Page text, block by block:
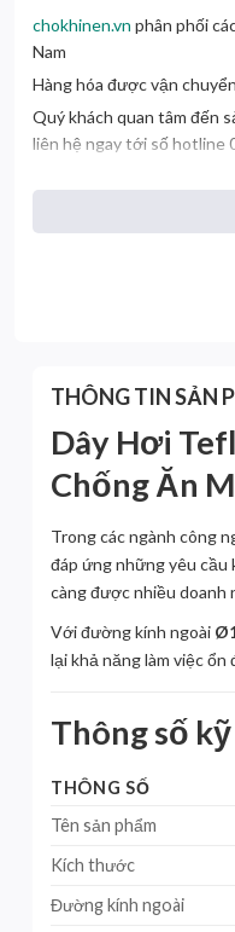
chokhinen.vn phân phối
Nam
Hàng hóa được vận
Quý khách quan tâm đến
liên hệ ngay tới số hotline
Hotline : 0376.008.998
THÔNG TIN SẢN
Dây Hơi
Chống Ăn
Trong các ngành công
đáp ứng những yêu cầu
càng được nhiều doanh
Với đường kính ngoài
lại khả năng làm việc
Thông số
THÔNG SỐ
Tên sản phẩm
Kích thước
Đường kính ngoài